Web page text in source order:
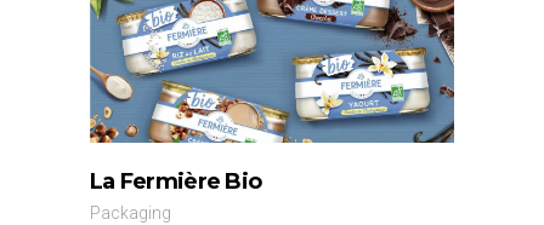
La Fermière Bio
Packaging